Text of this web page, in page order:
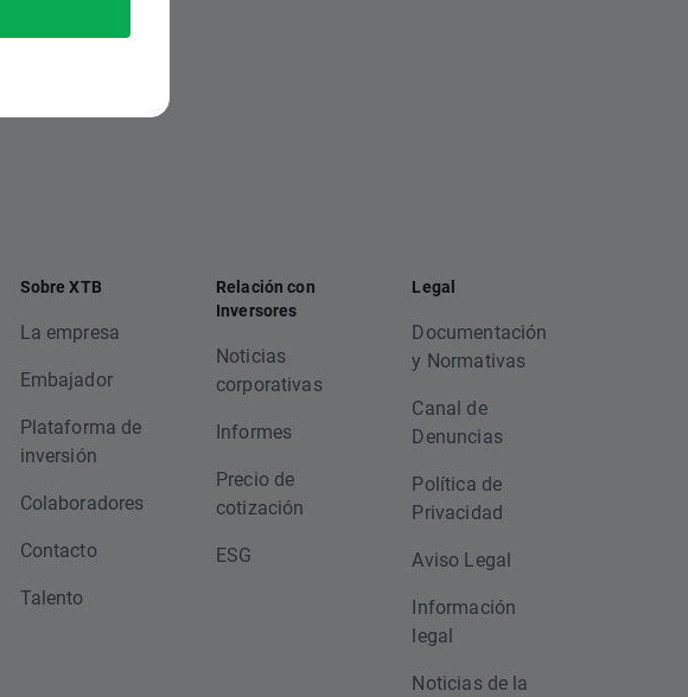
Sobre XTB
La empresa
Embajador
Plataforma de
inversión
Colaboradores
Contacto
Talento
Relación con
Inversores
Noticias
corporativas
Informes
Precio de
cotización
ESG
Legal
Documentación
y Normativas
Canal de
Denuncias
Política de
Privacidad
Aviso Legal
Información
legal
Noticias de la